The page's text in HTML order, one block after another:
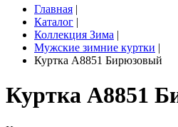
Главная |
Каталог |
Коллекция Зима |
Мужские зимние куртки |
Куртка A8851 Бирюзовый
Куртка A8851